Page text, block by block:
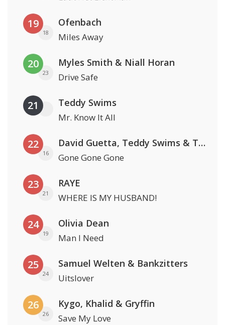
19
18
Ofenbach
Miles Away
20
23
Myles Smith & Niall Horan
Drive Safe
21 Teddy Swims
Mr. Know It All
22
16
David Guetta, Teddy Swims & Tones And I
Gone Gone Gone
23
21
RAYE
WHERE IS MY HUSBAND!
24
19
Olivia Dean
Man I Need
25
24
Samuel Welten & Bankzitters
Uitslover
26
26
Kygo, Khalid & Gryffin
Save My Love